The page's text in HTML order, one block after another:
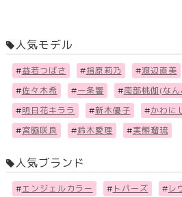
人気モデル
#益若つばさ #指原莉乃 #渡辺直美
#佐々木希 #一条響 #南部桃伽(な
#明日花キララ #新木優子 #かわに
#宮脇咲良 #鈴木愛理 #実熊瑠琉
人気ブランド
#エンジェルカラー # トパーズ # レ